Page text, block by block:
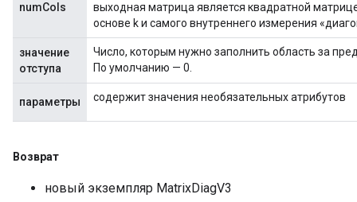
numCols
выходная матрица является квадратной
основе k и самого внутреннего измерения
значение
отступа
Число, которым нужно заполнить область за
По умолчанию — 0.
параметры содержит значения необязательных атрибутов
Возврат
новый экземпляр MatrixDiagV3